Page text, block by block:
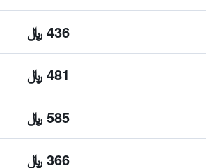
436 ﷼
481 ﷼
585 ﷼
366 ﷼